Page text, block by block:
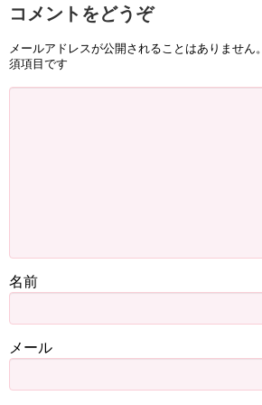
コメントをどうぞ
メールアドレスが公開されることはありません。
須項目です
名前
メール